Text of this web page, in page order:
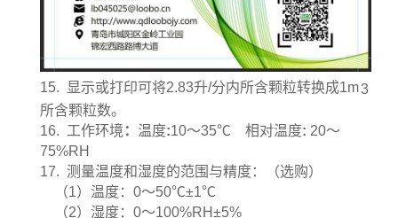
15. 显示或打印可将2.83升/分内所含颗粒转换成1m3
所含颗粒数。
16. 工作环境 ： 温度:10～35℃ 相对温度: 20～
75%RH
17. 测量温度和湿度的范围与精度：（选购）
（1）温度： 0～50℃±1℃
（2）湿度： 0～100%RH±5%